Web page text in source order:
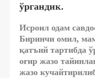
ўргандик.
Исроил одам
Биринчи омил,
қатъий тартибда
оғир жазо
жазо